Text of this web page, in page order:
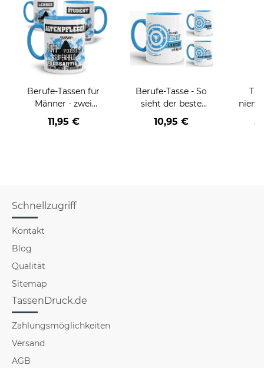
Berufe-Tassen für
Männer - zwei
Farbvarianten
11,95 €
Berufe-Tasse - So
sieht der beste
BERUF aus -
verschiedene Berufe
10,95 €
Schnellzugriff
Kontakt
Blog
Qualität
Sitemap
TassenDruck.de
Zahlungsmöglichkeiten
Versand
AGB